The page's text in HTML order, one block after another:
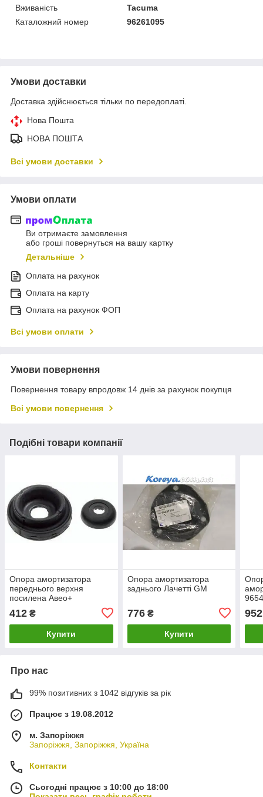
Вживаність
Tacuma
Каталожний номер
96261095
Умови доставки
Доставка здійснюється тільки по передоплаті.
Нова Пошта
НОВА ПОШТА
Всі умови доставки
Умови оплати
Ви отримаєте замовлення
або гроші повернуться на вашу картку
Детальніше
Оплата на рахунок
Оплата на карту
Оплата на рахунок ФОП
Всі умови оплати
Умови повернення
Повернення товару впродовж 14 днів за рахунок покупця
Всі умови повернення
Подібні товари компанії
Опора амортизатора
переднього верхня
посилена Авео+
412 ₴
Купити
Опора амортизатора
заднього Лачетті GM
776₴
Купити
952
Про нас
99% позитивних з 1042 відгуків за рік
Працює з 19.08.2012
м. Запоріжжя
Запоріжжя, Запоріжжя, Україна
Контакти
Сьогодні працює з 10:00 до 18:00